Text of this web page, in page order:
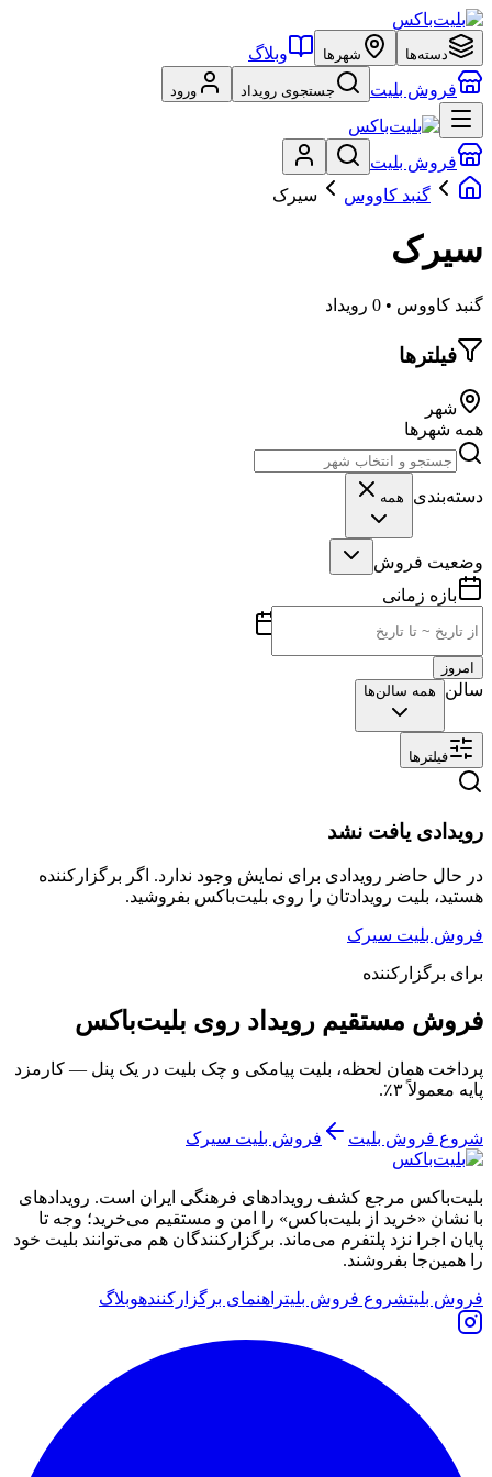
دسته‌ها شهرها
وبلاگ
فروش بلیت
جستجوی رویداد ورود
فروش بلیت
گنبد کاووس
سیرک
سیرک
گنبد کاووس • 0 رویداد
فیلترها
شهر
همه شهرها
دسته‌بندی همه
وضعیت فروش
بازه زمانی
امروز
سالن همه سالن‌ها
فیلترها
رویدادی یافت نشد
در حال حاضر رویدادی برای نمایش وجود ندارد. اگر برگزارکننده
هستید، بلیت رویدادتان را روی بلیت‌باکس بفروشید.
فروش بلیت سیرک
برای برگزارکننده
فروش مستقیم رویداد روی بلیت‌باکس
پرداخت همان لحظه، بلیت پیامکی و چک بلیت در یک پنل — کارمزد
پایه معمولاً ۳٪.
شروع فروش بلیت فروش بلیت سیرک
بلیت‌باکس مرجع کشف رویدادهای فرهنگی ایران است. رویدادهای
با نشان «خرید از بلیت‌باکس» را امن و مستقیم می‌خرید؛ وجه تا
پایان اجرا نزد پلتفرم می‌ماند. برگزارکنندگان هم می‌توانند بلیت خود
را همین‌جا بفروشند.
فروش بلیتشروع فروش بلیتراهنمای برگزارکنندهوبلاگ